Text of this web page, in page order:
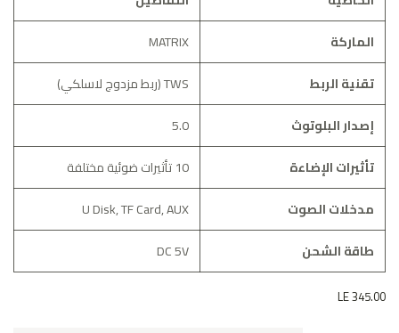
الماركة
MATRIX
تقنية الربط
TWS (ربط مزدوج لاسلكي)
إصدار البلوتوث
5.0
تأثيرات الإضاءة
10 تأثيرات ضوئية مختلفة
مدخلات الصوت
U Disk, TF Card, AUX
طاقة الشحن
DC 5V
345.00